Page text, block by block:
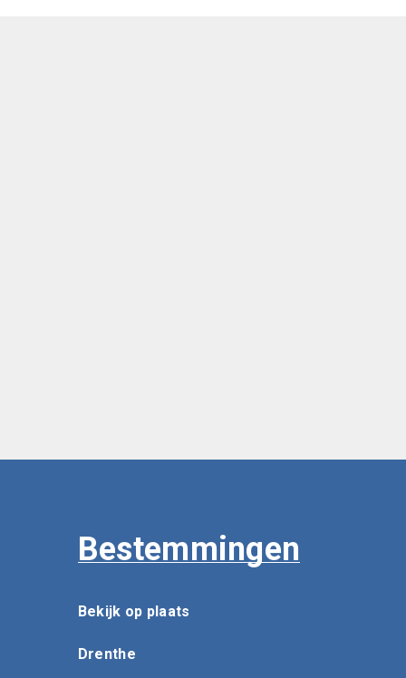
Bestemmingen
Bekijk op plaats
Drenthe